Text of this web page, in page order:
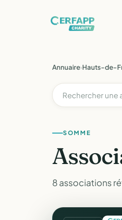
Annuaire›Hauts-de-
SOMME
8 associations